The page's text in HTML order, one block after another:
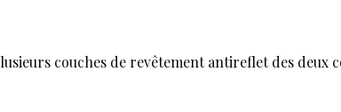
couches de revêtement antireflet des deux